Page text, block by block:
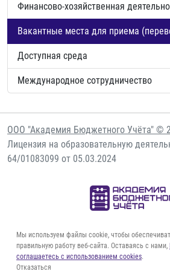
Финансово-хозяйственная
Вакантные места для приема
Доступная среда
Международное сотрудничество
ООО "Академия Бюджетного Учёта" ©
Лицензия на образовательную
64/01083099 от 05.03.2024
Сведения об
Политика конфиденциальности
Мы используем файлы cookie, чтобы
правильную работу веб-сайта. Оставаясь с нами,
соглашаетесь с использованием cookies.
Отказаться